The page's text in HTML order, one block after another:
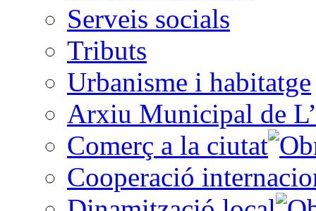
Serveis socials
Tributs
Urbanisme i habitatge
Arxiu Municipal de
Comerç a la ciutat
Cooperació